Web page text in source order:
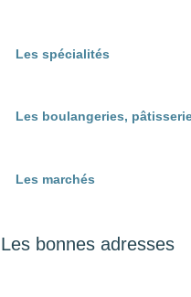
Les spécialités
Les boulangeries,
Les marchés
Les bonnes adresses